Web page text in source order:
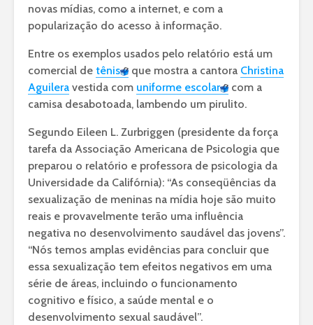
novas mídias, como a internet, e com a
popularização do acesso à informação.
Entre os exemplos usados pelo relatório está um
comercial de tênis que mostra a cantora Christina
Aguilera vestida com uniforme escolar
com a
camisa desabotoada, lambendo um pirulito.
Segundo Eileen L. Zurbriggen (presidente da força
tarefa da Associação Americana de Psicologia que
preparou o relatório e professora de psicologia da
Universidade da Califórnia): “As conseqüências da
sexualização de meninas na mídia hoje são muito
reais e provavelmente terão uma influência
negativa no desenvolvimento saudável das jovens”.
“Nós temos amplas evidências para concluir que
essa sexualização tem efeitos negativos em uma
série de áreas, incluindo o funcionamento
cognitivo e físico, a saúde mental e o
desenvolvimento sexual saudável”.